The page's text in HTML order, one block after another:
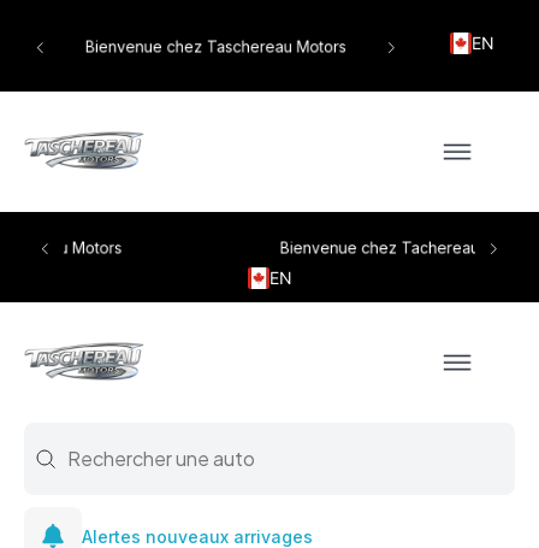
Bienvenue chez Taschereau Motors EN
Bienvenue chez Tachereau Motors
EN
Alertes nouveaux arrivages